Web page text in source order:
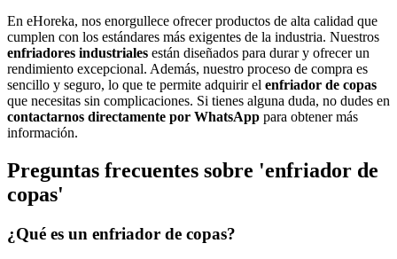
En eHoreka, nos enorgullece ofrecer productos de alta calidad que
cumplen con los estándares más exigentes de la industria. Nuestros
enfriadores industriales están diseñados para durar y ofrecer un
rendimiento excepcional. Además, nuestro proceso de compra es
sencillo y seguro, lo que te permite adquirir el enfriador de copas
que necesitas sin complicaciones. Si tienes alguna duda, no dudes en
contactarnos directamente por WhatsApp para obtener más
información.
Preguntas frecuentes sobre 'enfriador de
copas'
¿Qué es un enfriador de copas?